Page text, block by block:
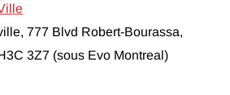
777 Blvd Robert-Bourassa,
3Z7 (sous Evo Montreal)